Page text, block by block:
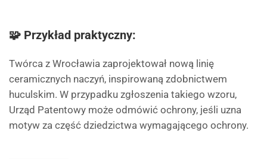
🧩 Przykład praktyczny:
Twórca z Wrocławia zaprojektował nową linię
ceramicznych naczyń, inspirowaną zdobnictwem
huculskim. W przypadku zgłoszenia takiego wzoru,
Urząd Patentowy może odmówić ochrony, jeśli uzna
motyw za część dziedzictwa wymagającego ochrony.